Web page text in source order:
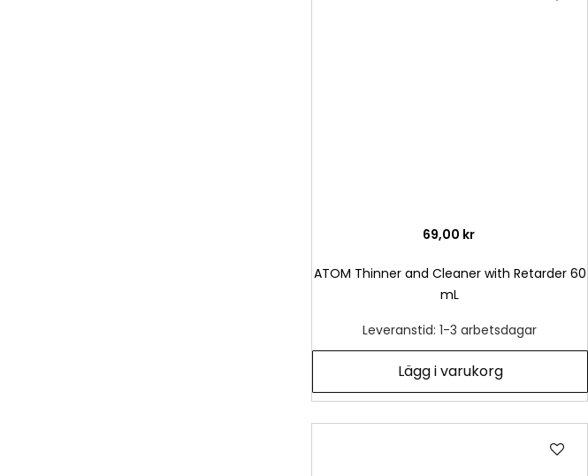
69,00 kr
ATOM Thinner and Cleaner with Retarder 60
mL
Leveranstid: 1-3 arbetsdagar
Lägg i varukorg